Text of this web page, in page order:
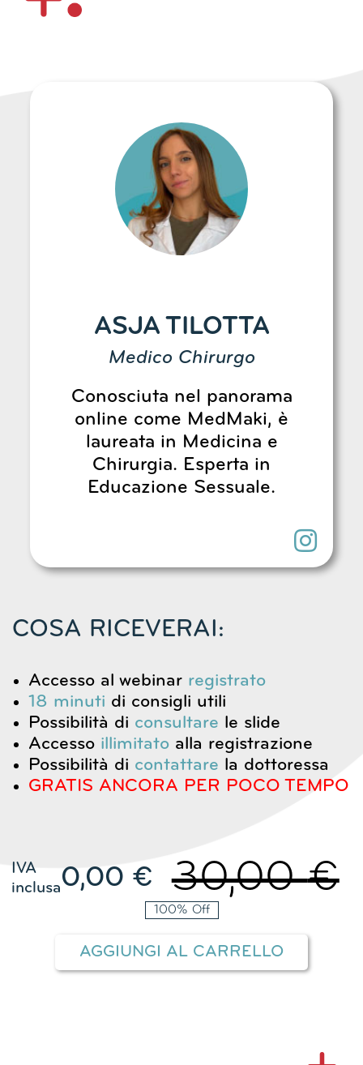
ASJA TILOTTA
Medico Chirurgo
Conosciuta nel panorama
online come MedMaki, è
laureata in Medicina e
Chirurgia. Esperta in
Educazione Sessuale.
COSA RICEVERAI:
Accesso al webinar registrato
18 minuti di consigli utili
Possibilità di consultare le slide
Accesso illimitatoalla registrazione
Possibilità di contattare la dottoressa
GRATIS ANCORA PER POCO TEMPO
30,00€Il
0,00 €
Il
IVA
inclusa
100% Off
AGGIUNGI AL CARRELLO